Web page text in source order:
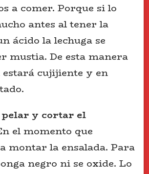
a comer. Porque si lo
antes al tener la
ácido la lechuga se
mustia. De esta manera
estará cujijiente y en
pelar y cortar el
el momento que
montar la ensalada. Para
negro ni se oxide. Lo